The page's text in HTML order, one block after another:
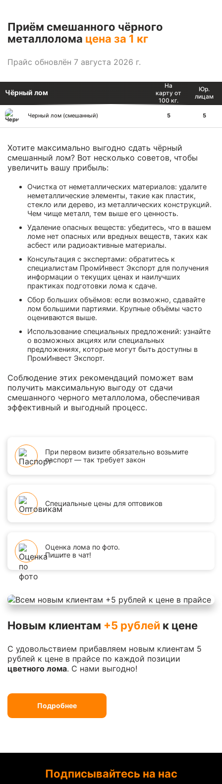
Приём смешанного чёрного
металлолома цена за 1 кг
Прайс обновлён 7 августа 2026 г.
Чёрный лом
На
карту от
100 кг.
Юр.
лицам
Черный лом (смешанный) 5 5
Хотите максимально выгодно сдать чёрный
смешанный лом? Вот несколько советов, чтобы
увеличить вашу прибыль:
Очистка от неметаллических материалов: удалите
неметаллические элементы, такие как пластик,
стекло или дерево, из металлических конструкций.
Чем чище металл, тем выше его ценность.
Удаление опасных веществ: убедитесь, что в вашем
ломе нет опасных или вредных веществ, таких как
асбест или радиоактивные материалы.
Консультация с экспертами: обратитесь к
специалистам ПромИнвест Экспорт для получения
информации о текущих ценах и наилучших
практиках подготовки лома к сдаче.
Сбор больших объёмов: если возможно, сдавайте
лом большими партиями. Крупные объёмы часто
оцениваются выше.
Использование специальных предложений: узнайте
о возможных акциях или специальных
предложениях, которые могут быть доступны в
ПромИнвест Экспорт.
Соблюдение этих рекомендаций поможет вам
получить максимальную выгоду от сдачи
смешанного черного металлолома, обеспечивая
эффективный и выгодный процесс.
При первом визите обязательно возьмите
паспорт — так требует закон
Специальные цены для оптовиков
Оценка лома по фото.
Пишите в чат!
Новым клиентам +5 рублей к цене
С удовольствием прибавляем новым клиентам 5
рублей к цене в прайсе по каждой позиции
цветного лома. С нами выгодно!
Подробнее
Подписывайтесь на нас